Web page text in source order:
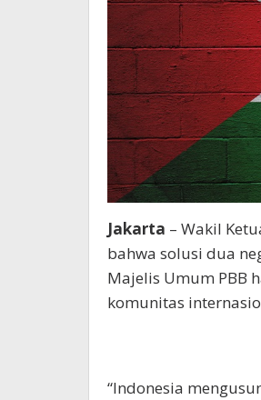
Jakarta – Wakil
bahwa solusi dua
Majelis Umum PBB
komunitas
“Indonesia